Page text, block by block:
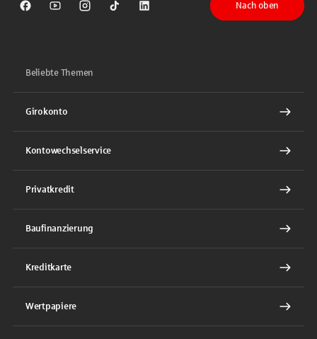
Sparkasse auf Facebook
Sparkasse auf Youtube
Sparkasse auf Instagram
Sparkasse auf TikTok
Sparkasse auf LinkedIn
Nach oben
Beliebte Themen
Girokonto
Kontowechselservice
Privatkredit
Baufinanzierung
Kreditkarte
Wertpapiere